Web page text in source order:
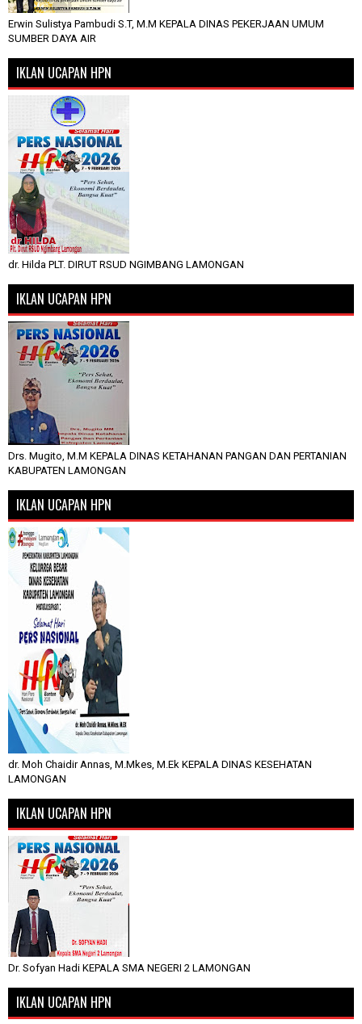
Erwin Sulistya Pambudi S.T, M.M KEPALA DINAS PEKERJAAN UMUM
SUMBER DAYA AIR
IKLAN UCAPAN HPN
dr. Hilda PLT. DIRUT RSUD NGIMBANG LAMONGAN
IKLAN UCAPAN HPN
Drs. Mugito, M.M KEPALA DINAS KETAHANAN PANGAN DAN PERTANIAN
KABUPATEN LAMONGAN
IKLAN UCAPAN HPN
dr. Moh Chaidir Annas, M.Mkes, M.Ek KEPALA DINAS KESEHATAN
LAMONGAN
IKLAN UCAPAN HPN
Dr. Sofyan Hadi KEPALA SMA NEGERI 2 LAMONGAN
IKLAN UCAPAN HPN